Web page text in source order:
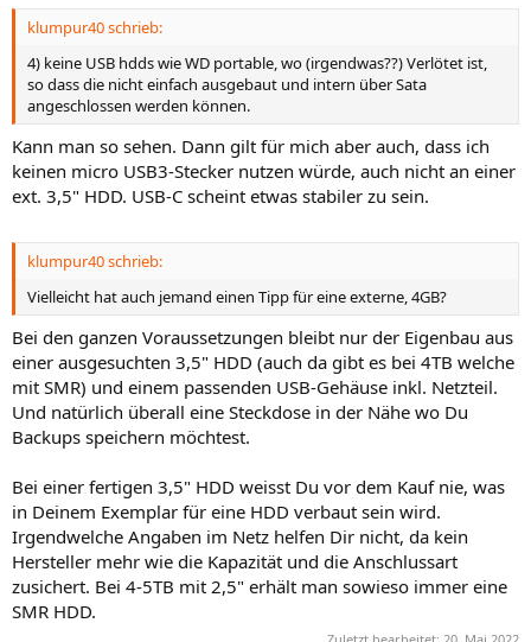
klumpur40 schrieb:
4) keine USB hdds wie WD portable, wo (irgendwas??) Verlötet ist,
so dass die nicht einfach ausgebaut und intern über Sata
angeschlossen werden können.
Kann man so sehen. Dann gilt für mich aber auch, dass ich
keinen micro USB3-Stecker nutzen würde, auch nicht an einer
ext. 3,5" HDD. USB-C scheint etwas stabiler zu sein.
klumpur40 schrieb:
Vielleicht hat auch jemand einen Tipp für eine externe, 4GB?
Bei den ganzen Voraussetzungen bleibt nur der Eigenbau aus
einer ausgesuchten 3,5" HDD (auch da gibt es bei 4TB welche
mit SMR) und einem passenden USB-Gehäuse inkl. Netzteil.
Und natürlich überall eine Steckdose in der Nähe wo Du
Backups speichern möchtest.
Bei einer fertigen 3,5" HDD weisst Du vor dem Kauf nie, was
in Deinem Exemplar für eine HDD verbaut sein wird.
Irgendwelche Angaben im Netz helfen Dir nicht, da kein
Hersteller mehr wie die Kapazität und die Anschlussart
zusichert. Bei 4-5TB mit 2,5" erhält man sowieso immer eine
SMR HDD.